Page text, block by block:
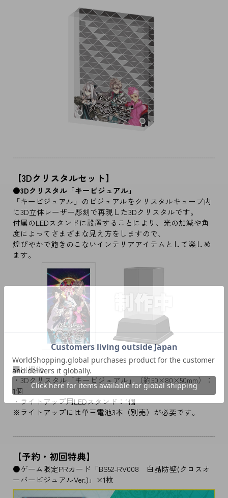
【3Dクリスタルセット】
●3Dクリスタル「キービジュアル」
「キービジュアル」のビジュアルをクリスタルキューブ内
に3D立体レーザー彫刻で再現した3Dクリスタルです。
付属のLEDスタンドに設置することにより、光の加減や角
度によってさまざまな見え方をしますので、
煌びやかで飽きのこないインテリアアイテムとして楽しめ
ます。
■同梱物
・3Dクリスタル「キービジュアル」（約50×80×50mm）：
1個
・ライトアップ用LEDスタンド：1個
※ライトアップには単三電池3本（別売）が必要です。
【予約・初回特典】
●ゲーム限定PRカード「BS52-RV008 白晶防壁(クロスオ
ーバービジュアルVer.)」×1枚